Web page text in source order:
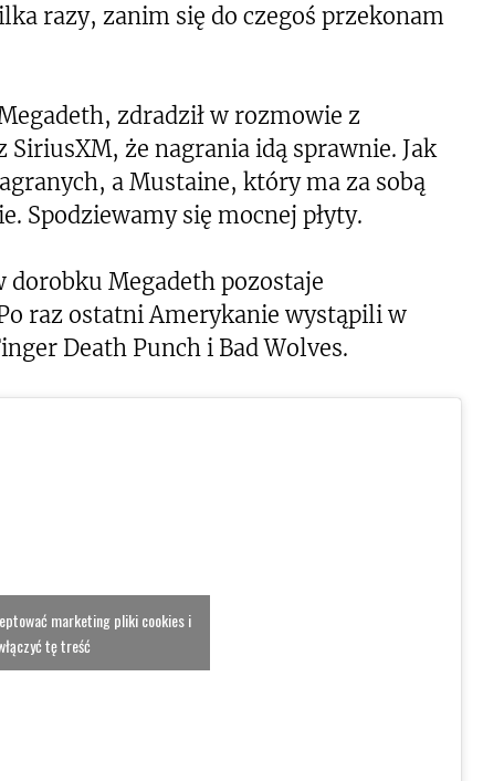
razy, zanim się do czegoś przekonam
zdradził w rozmowie z
że nagrania idą sprawnie. Jak
a Mustaine, który ma za sobą
Spodziewamy się mocnej płyty.
Megadeth pozostaje
raz ostatni Amerykanie wystąpili w
Death Punch i Bad Wolves.
marketing pliki cookies i
tę treść